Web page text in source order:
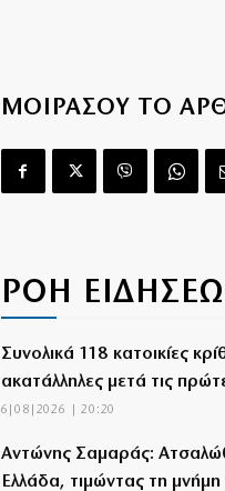
ΜΟΙΡΑΣΟΥ ΤΟ
ΡΟΗ
Συνολικά 118 κατοικίες
ακατάλληλες μετά τις
6|08|2026 | 20:20
Αντώνης Σαμαράς:
Ελλάδα, τιμώντας τη μνήμη